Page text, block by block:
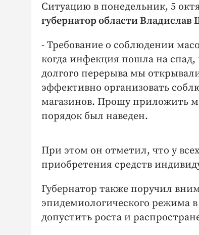
Ситуацию в понедельник, 5
губернатор области
- Требование о соблюдении
когда инфекция пошла на спад,
долгого перерыва мы
эффективно организовать
магазинов. Прошу приложить
порядок был наведен.
При этом он отметил, что у
приобретения средств
Губернатор также поручил
эпидемиологического режима
допустить роста и